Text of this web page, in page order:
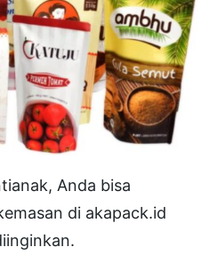
Anda bisa
di akapack.id